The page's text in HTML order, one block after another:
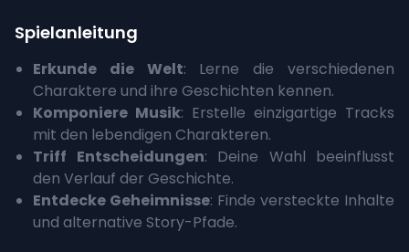
Spielanleitung
Erkunde die Welt: Lerne die verschiedenen
Charaktere und ihre Geschichten kennen.
Komponiere Musik: Erstelle einzigartige Tracks
mit den lebendigen Charakteren.
Triff Entscheidungen: Deine Wahl beeinflusst
den Verlauf der Geschichte.
Entdecke Geheimnisse: Finde versteckte Inhalte
und alternative Story-Pfade.